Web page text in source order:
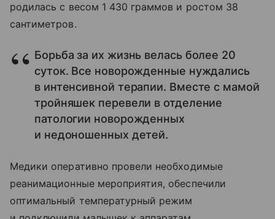
родилась с весом 1 430 граммов и ростом 38
сантиметров.
Борьба за их жизнь велась более 20
суток. Все новорожденные нуждались
в интенсивной терапии. Вместе с мамой
тройняшек перевели в отделение
патологии новорожденных
и недоношенных детей.
Медики оперативно провели необходимые
реанимационные мероприятия, обеспечили
оптимальный температурный режим